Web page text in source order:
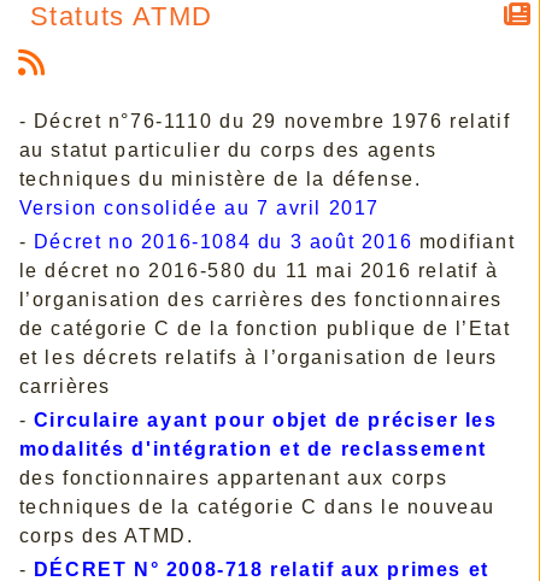
Statuts ATMD
- Décret n°76-1110 du 29 novembre 1976 relatif
au statut particulier du corps des agents
techniques du ministère de la défense.
Version consolidée au 7 avril 2017
- Décret no 2016-1084 du 3 août 2016 modifiant
le décret no 2016-580 du 11 mai 2016 relatif à
l’organisation des carrières des fonctionnaires
de catégorie C de la fonction publique de l’Etat
et les décrets relatifs à l’organisation de leurs
carrières
- Circulaire ayant pour objet de préciser les
modalités d'intégration et de reclassement
des fonctionnaires appartenant aux corps
techniques de la catégorie C dans le nouveau
corps des ATMD.
- DÉCRET N° 2008-718 relatif aux primes et